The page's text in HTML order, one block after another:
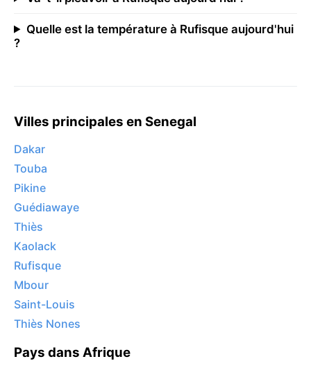
Quelle est la température à Rufisque aujourd'hui
?
Villes principales en Senegal
Dakar
Touba
Pikine
Guédiawaye
Thiès
Kaolack
Rufisque
Mbour
Saint-Louis
Thiès Nones
Pays dans Afrique